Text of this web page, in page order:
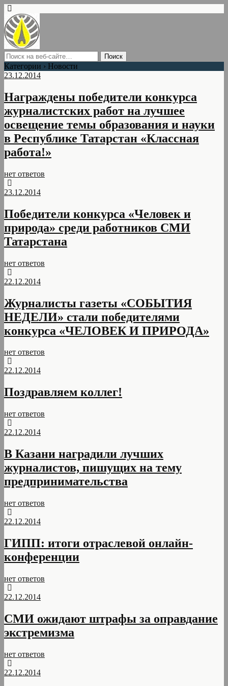
Категории › Новости
23.12.2014
Награждены победители конкурса
журналистских работ на лучшее
освещение темы образования и науки
в Республике Татарстан «Классная
работа!»
нет ответов
23.12.2014
Победители конкурса «Человек и
природа» среди работников СМИ
Татарстана
нет ответов
22.12.2014
Журналисты газеты «СОБЫТИЯ
НЕДЕЛИ» стали победителями
конкурса «ЧЕЛОВЕК И ПРИРОДА»
нет ответов
22.12.2014
Поздравляем коллег!
нет ответов
22.12.2014
В Казани наградили лучших
журналистов, пишущих на тему
предпринимательства
нет ответов
22.12.2014
ГИПП: итоги отраслевой онлайн-
конференции
нет ответов
22.12.2014
СМИ ожидают штрафы за оправдание
экстремизма
нет ответов
22.12.2014